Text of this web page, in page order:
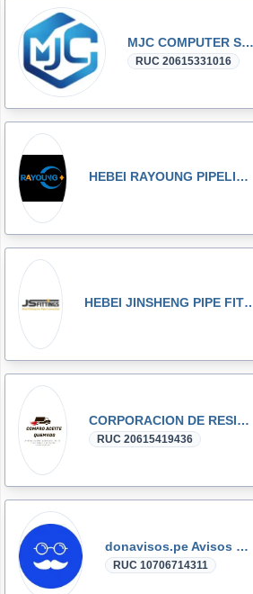
MJC COMPUTER SAC
RUC 20615331016
HEBEI RAYOUNG PIPELINE TECHNOLOGY CO., LTD
HEBEI JINSHENG PIPE FITTING
CORPORACION DE RESIDUOS SEGOVIA.PERU SAC
RUC 20615419436
donavisos.pe Avisos Clasificados
RUC 10706714311